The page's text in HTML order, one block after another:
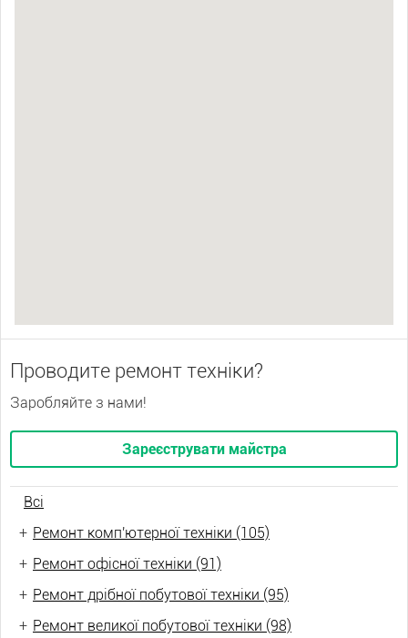
Проводите ремонт техніки?
Заробляйте з нами!
Зареєструвати майстра
Всі
+ Ремонт комп'ютерної техніки (105)
+ Ремонт офісної техніки (91)
+ Ремонт дрібної побутової техніки (95)
+ Ремонт великої побутової техніки (98)